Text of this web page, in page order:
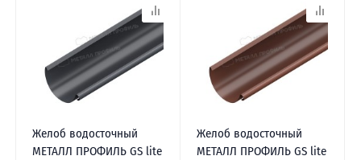
Желоб водосточный
МЕТАЛЛ ПРОФИЛЬ GS lite
Желоб водосточный
МЕТАЛЛ ПРОФИЛЬ GS lite